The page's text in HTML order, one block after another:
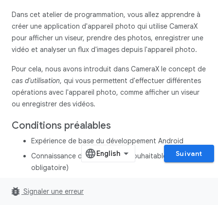
Dans cet atelier de programmation, vous allez apprendre à
créer une application d'appareil photo qui utilise CameraX
pour afficher un viseur, prendre des photos, enregistrer une
vidéo et analyser un flux d'images depuis l'appareil photo.
Pour cela, nous avons introduit dans CameraX le concept de
cas d'utilisation, qui vous permettent d'effectuer différentes
opérations avec l'appareil photo, comme afficher un viseur
ou enregistrer des vidéos.
Conditions préalables
Expérience de base du développement Android
Connaissance de MediaStore (souhaitable, mais non
obligatoire)
Objectifs de l'atelier
Suivant
bug_report Signaler une erreur